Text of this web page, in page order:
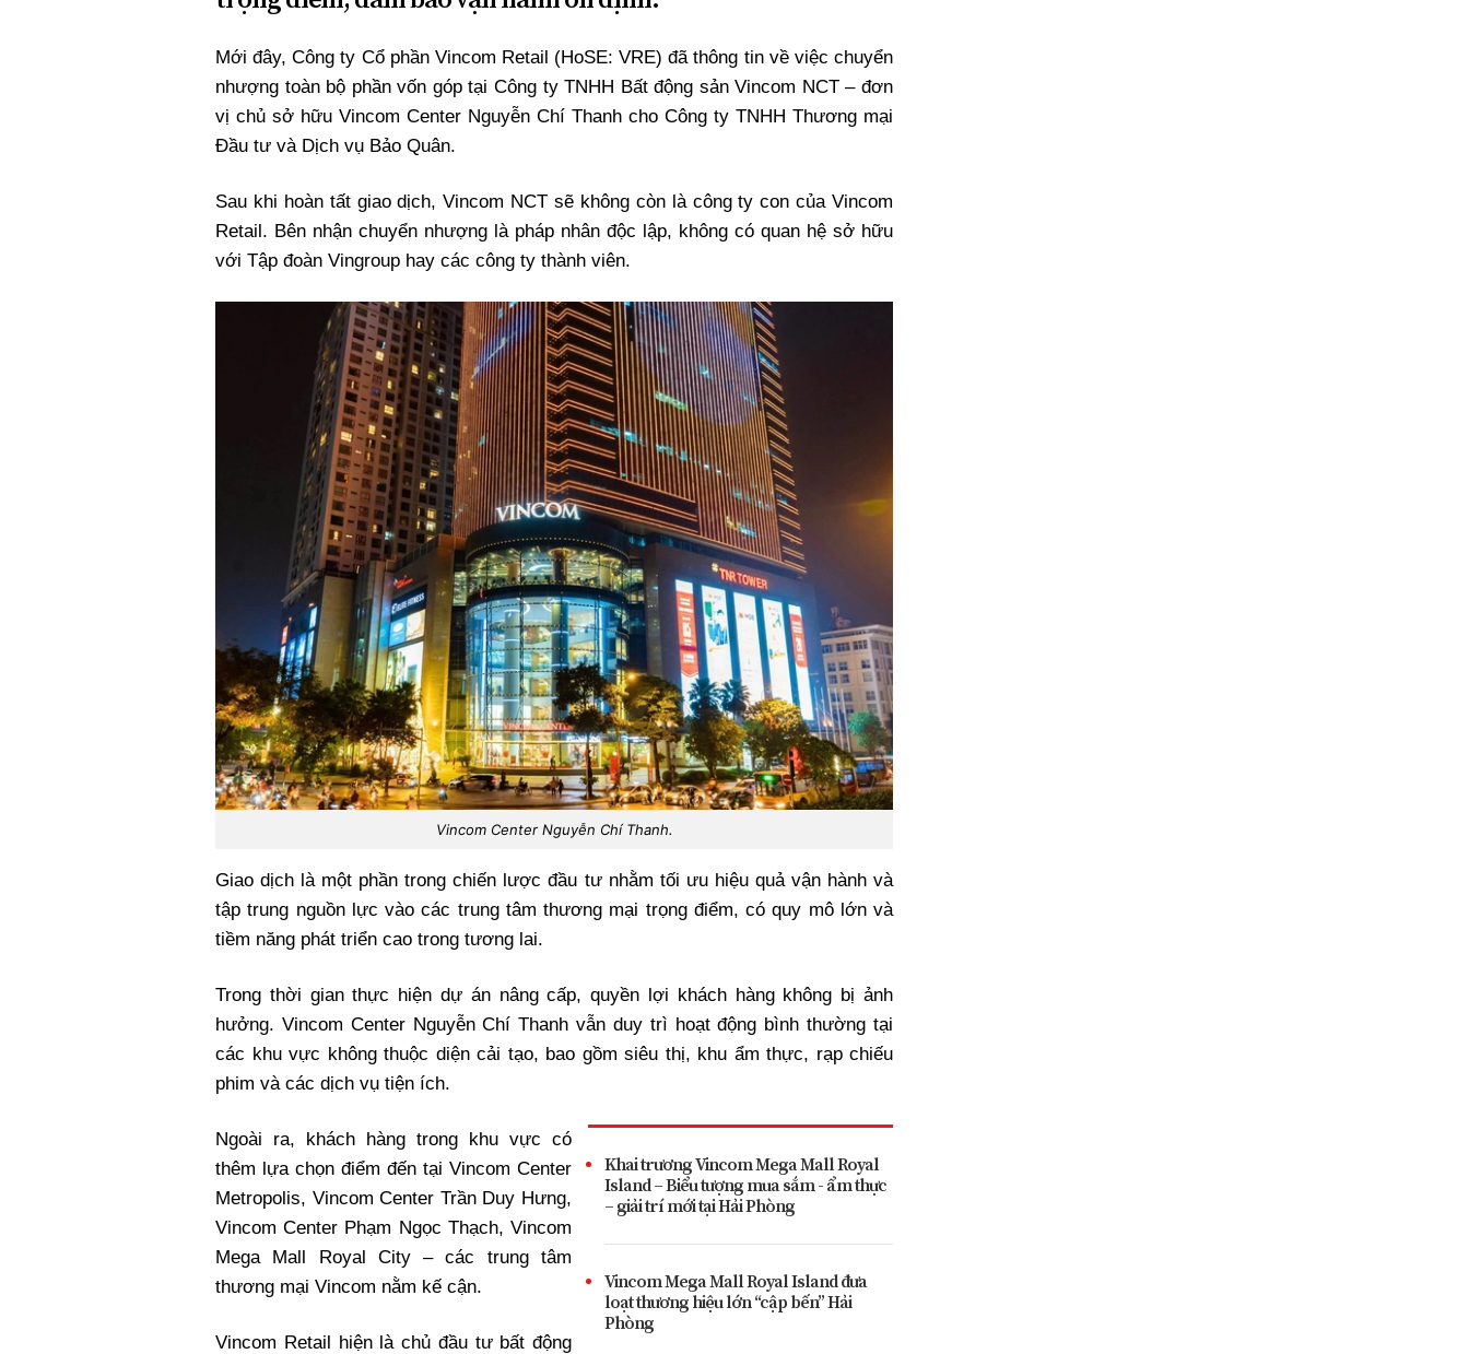
Xi nhan Trái Phải
Mới đây, Công ty Cổ phần Vincom Retail (HoSE: VRE) đã thông tin về việc chuyển
nhượng toàn bộ phần vốn góp tại Công ty TNHH Bất động sản Vincom NCT – đơn
vị chủ sở hữu Vincom Center Nguyễn Chí Thanh cho Công ty TNHH Thương mại
Đầu tư và Dịch vụ Bảo Quân.
Sau khi hoàn tất giao dịch, Vincom NCT sẽ không còn là công ty con của Vincom
Retail. Bên nhận chuyển nhượng là pháp nhân độc lập, không có quan hệ sở hữu
với Tập đoàn Vingroup hay các công ty thành viên.
Vincom Center Nguyễn Chí Thanh.
Giao dịch là một phần trong chiến lược đầu tư nhằm tối ưu hiệu quả vận hành và
tập trung nguồn lực vào các trung tâm thương mại trọng điểm, có quy mô lớn và
tiềm năng phát triển cao trong tương lai.
Trong thời gian thực hiện dự án nâng cấp, quyền lợi khách hàng không bị ảnh
hưởng. Vincom Center Nguyễn Chí Thanh vẫn duy trì hoạt động bình thường tại
các khu vực không thuộc diện cải tạo, bao gồm siêu thị, khu ẩm thực, rạp chiếu
phim và các dịch vụ tiện ích.
Khai trương Vincom Mega Mall Royal
Island – Biểu tượng mua sắm - ẩm thực
– giải trí mới tại Hải Phòng
Vincom Mega Mall Royal Island đưa
loạt thương hiệu lớn “cập bến” Hải
Phòng
Ngoài ra, khách hàng trong khu vực có
thêm lựa chọn điểm đến tại Vincom Center
Metropolis, Vincom Center Trần Duy Hưng,
Vincom Center Phạm Ngọc Thạch, Vincom
Mega Mall Royal City – các trung tâm
thương mại Vincom nằm kế cận.
Vincom Retail hiện là chủ đầu tư bất động